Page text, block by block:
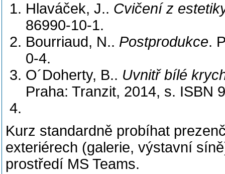
Hlaváček, J.. Cvičení z
86990-10-1.
Bourriaud, N.. Postprodukce.
0-4.
O´Doherty, B.. Uvnitř bílé
Praha: Tranzit, 2014, s. ISBN
Kurz standardně probíhat
exteriérech (galerie, výstavní
prostředí MS Teams.